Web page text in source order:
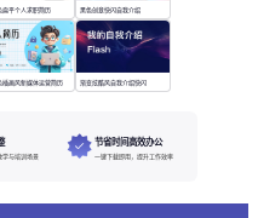
扁平个人求职简历 黑色创意快闪自我介绍
插画风新媒体运营简历 渐变炫酷风自我介绍快闪
学与培训场景
节省时间高效办公
一键下载即用，提升工作效率